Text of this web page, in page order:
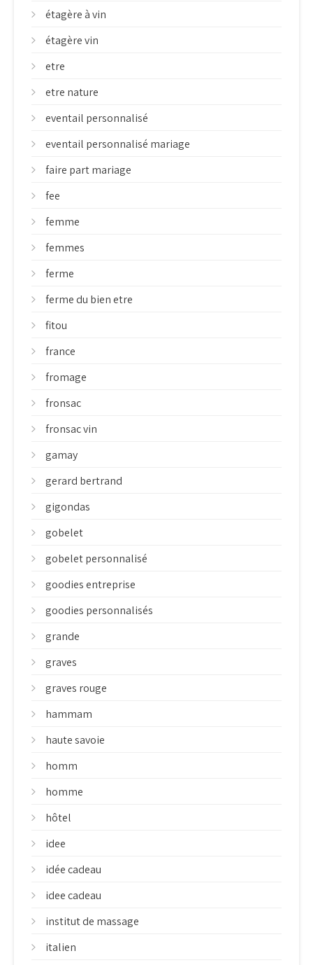
étagère à vin
étagère vin
etre
etre nature
eventail personnalisé
eventail personnalisé mariage
faire part mariage
fee
femme
femmes
ferme
ferme du bien etre
fitou
france
fromage
fronsac
fronsac vin
gamay
gerard bertrand
gigondas
gobelet
gobelet personnalisé
goodies entreprise
goodies personnalisés
grande
graves
graves rouge
hammam
haute savoie
homm
homme
hôtel
idee
idée cadeau
idee cadeau
institut de massage
italien